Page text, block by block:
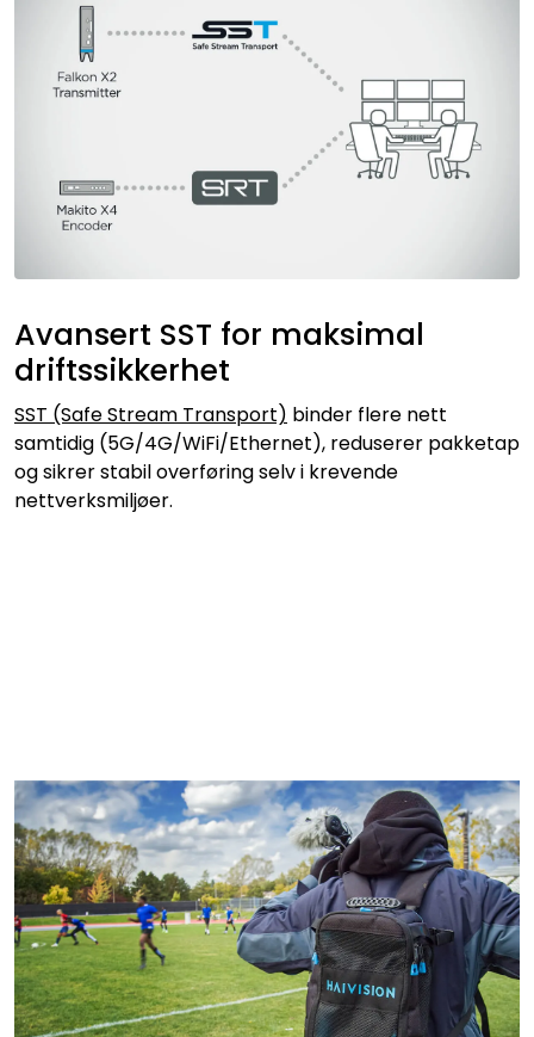
Avansert SST for maksimal
driftssikkerhet
SST (Safe Stream Transport) binder flere nett
samtidig (5G/4G/WiFi/Ethernet), reduserer pakketap
og sikrer stabil overføring selv i krevende
nettverksmiljøer.